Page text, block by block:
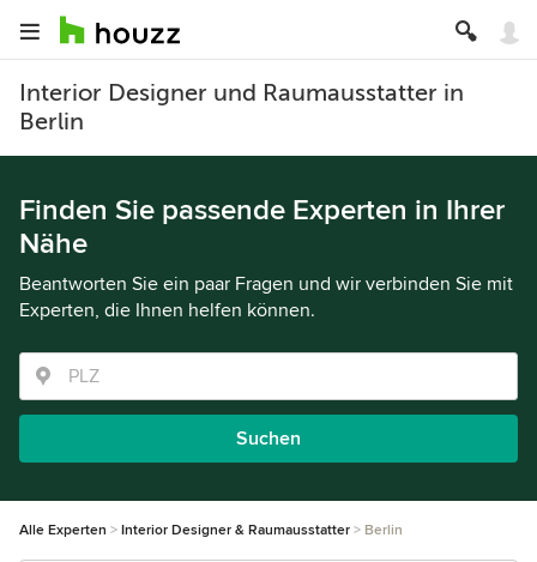
Interior Designer und Raumausstatter in
Berlin
Finden Sie passende Experten in Ihrer
Nähe
Beantworten Sie ein paar Fragen und wir verbinden Sie mit
Experten, die Ihnen helfen können.
Suchen
Alle Experten Interior Designer & Raumausstatter Berlin